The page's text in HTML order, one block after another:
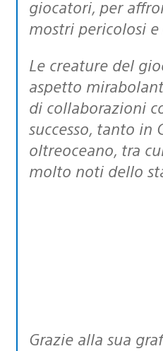
giocatori, per
mostri pericolosi
Le creature del gioco e il loro
aspetto
di collaborazioni
successo, tanto in
oltreoceano, tra
molto noti dello
Grazie alla sua grafica mozzafiato e